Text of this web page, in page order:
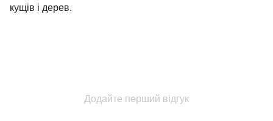
кущів і дерев.
Додайте перший відгук